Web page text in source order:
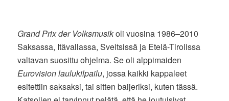
Grand Prix der Volksmusikoli vuosina 1986–2010
Saksassa, Itävallassa, Sveitsissä ja Etelä-Tirolissa
valtavan suosittu ohjelma. Se oli alppimaiden
Eurovision laulukilpailu, jossa kaikki kappaleet
esitettiin saksaksi, tai sitten baijeriksi, kuten tässä.